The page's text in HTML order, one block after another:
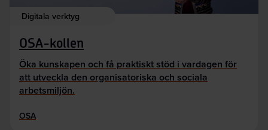
Digitala verktyg
OSA-kollen
Öka kunskapen och få praktiskt stöd i vardagen för
att utveckla den organisatoriska och sociala
arbetsmiljön.
OSA